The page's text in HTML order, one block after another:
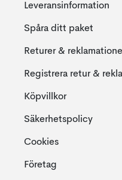
Leveransinformation
Spåra ditt paket
Returer &
Registrera retur &
Köpvillkor
Säkerhetspolicy
Cookies
Företag